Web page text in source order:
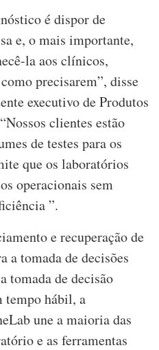
é dispor de
e, o mais importante,
la aos clínicos,
precisarem”, disse
executivo de Produtos
clientes estão
de testes para os
que os laboratórios
operacionais sem
”.
e recuperação de
a tomada de decisões
tomada de decisão
tempo hábil, a
une a maioria das
e as ferramentas